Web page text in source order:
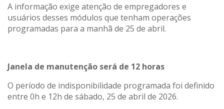
A informação exige atenção de empregadores e
usuários desses módulos que tenham operações
programadas para a manhã de 25 de abril.
Janela de manutenção será de 12 horas
O período de indisponibilidade programada foi definido
entre 0h e 12h de sábado, 25 de abril de 2026.